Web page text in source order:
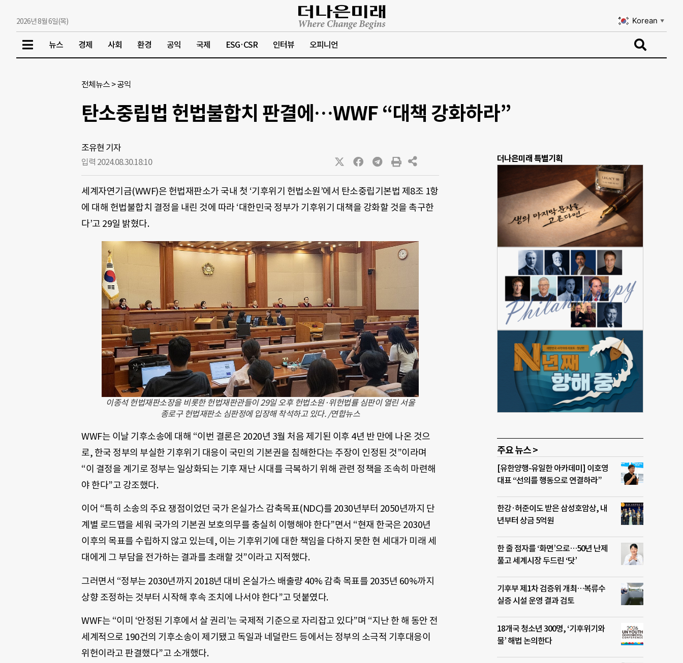
2026년 8월 6일(목) Korean ▼
뉴스 경제 사회 환경 공익 국제 ESG·CSR 인터뷰 오피니언
전체뉴스 >공익
탄소중립법 헌법불합치 판결에…WWF “대책 강화하라”
조유현 기자
입력 2024.08.30.18:10
세계자연기금(WWF)은 헌법재판소가 국내 첫 ‘기후위기 헌법소원’에서 탄소중립기본법 제8조 1항
에 대해 헌법불합치 결정을 내린 것에 따라 ‘대한민국 정부가 기후위기 대책을 강화할 것을 촉구한
다’고 29일 밝혔다.
이종석 헌법재판소장을 비롯한 헌법재판관들이 29일 오후 헌법소원·위헌법률 심판이 열린 서울
종로구 헌법재판소 심판정에 입장해 착석하고 있다. /연합뉴스
WWF는 이날 기후소송에 대해 “이번 결론은 2020년 3월 처음 제기된 이후 4년 반 만에 나온 것으
로, 한국 정부의 부실한 기후위기 대응이 국민의 기본권을 침해한다는 주장이 인정된 것”이라며
“이 결정을 계기로 정부는 일상화되는 기후 재난 시대를 극복하기 위해 관련 정책을 조속히 마련해
야 한다”고 강조했다.
이어 “특히 소송의 주요 쟁점이었던 국가 온실가스 감축목표(NDC)를 2030년부터 2050년까지 단
계별 로드맵을 세워 국가의 기본권 보호의무를 충실히 이행해야 한다”면서 “현재 한국은 2030년
이후의 목표를 수립하지 않고 있는데, 이는 기후위기에 대한 책임을 다하지 못한 현 세대가 미래 세
대에게 그 부담을 전가하는 결과를 초래할 것”이라고 지적했다.
그러면서 “정부는 2030년까지 2018년 대비 온실가스 배출량 40% 감축 목표를 2035년 60%까지
상향 조정하는 것부터 시작해 후속 조치에 나서야 한다”고 덧붙였다.
WWF는 “이미 ‘안정된 기후에서 살 권리’는 국제적 기준으로 자리잡고 있다”며 “지난 한 해 동안 전
세계적으로 190건의 기후소송이 제기됐고 독일과 네덜란드 등에서는 정부의 소극적 기후대응이
위헌이라고 판결했다”고 소개했다.
더나은미래 특별기획
주요 뉴스 >
[유한양행-유일한 아카데미] 이호영
대표 “선의를 행동으로 연결하라”
한강·허준이도 받은 삼성호암상, 내
년부터 상금 5억원
한 줄 점자를 ‘화면’으로…50년 난제
풀고 세계시장 두드린 ‘닷’
기후부 제1차 검증위 개최…복류수
실증 시설 운영 결과 검토
18개국 청소년 300명, ‘기후위기와
물’ 해법 논의한다